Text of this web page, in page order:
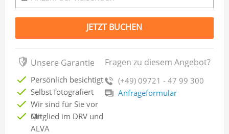
JETZT BUCHEN
Unsere Garantie
Persönlich besichtigt
Selbst fotografiert
Wir sind für Sie vor
Ort
Mitglied im DRV und
ALVA
Fragen zu diesem Angebot?
(+49) 09721 - 47 99 300
Anfrageformular